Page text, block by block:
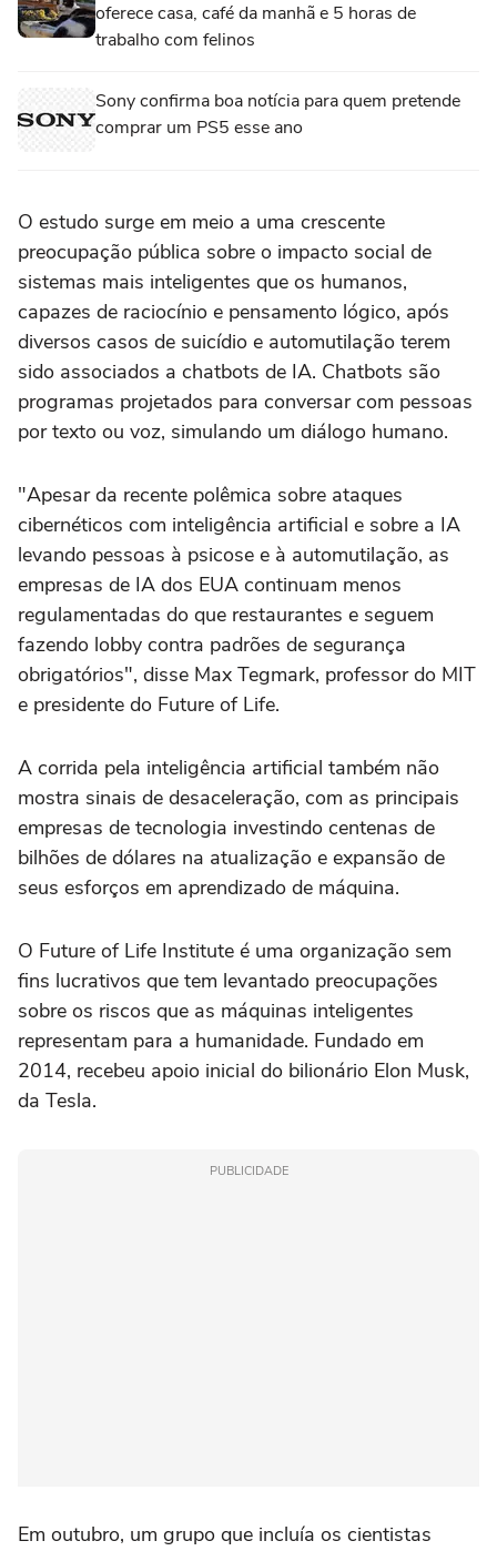
oferece casa, café da manhã e 5 horas de
trabalho com felinos
Sony confirma boa notícia para quem pretende
comprar um PS5 esse ano
O estudo surge em meio a uma crescente
preocupação pública sobre o impacto social de
sistemas mais inteligentes que os humanos,
capazes de raciocínio e pensamento lógico, após
diversos casos de suicídio e automutilação terem
sido associados a chatbots de IA. Chatbots são
programas projetados para conversar com pessoas
por texto ou voz, simulando um diálogo humano.
"Apesar da recente polêmica sobre ataques
cibernéticos com inteligência artificial e sobre a IA
levando pessoas à psicose e à automutilação, as
empresas de IA dos EUA continuam menos
regulamentadas do que restaurantes e seguem
fazendo lobby contra padrões de segurança
obrigatórios", disse Max Tegmark, professor do MIT
e presidente do Future of Life.
A corrida pela inteligência artificial também não
mostra sinais de desaceleração, com as principais
empresas de tecnologia investindo centenas de
bilhões de dólares na atualização e expansão de
seus esforços em aprendizado de máquina.
O Future of Life Institute é uma organização sem
fins lucrativos que tem levantado preocupações
sobre os riscos que as máquinas inteligentes
representam para a humanidade. Fundado em
2014, recebeu apoio inicial do bilionário Elon Musk,
da Tesla.
PUBLICIDADE
Em outubro, um grupo que incluía os cientistas